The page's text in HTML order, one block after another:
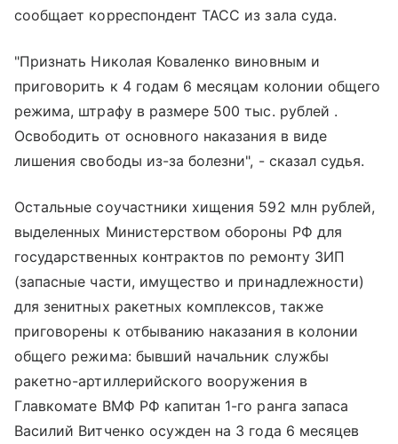
сообщает корреспондент ТАСС из зала суда.
"Признать Николая Коваленко виновным и
приговорить к 4 годам 6 месяцам колонии общего
режима, штрафу в размере 500 тыс. рублей .
Освободить от основного наказания в виде
лишения свободы из-за болезни", - сказал судья.
Остальные соучастники хищения 592 млн рублей,
выделенных Министерством обороны РФ для
государственных контрактов по ремонту ЗИП
(запасные части, имущество и принадлежности)
для зенитных ракетных комплексов, также
приговорены к отбыванию наказания в колонии
общего режима: бывший начальник службы
ракетно-артиллерийского вооружения в
Главкомате ВМФ РФ капитан 1-го ранга запаса
Василий Витченко осужден на 3 года 6 месяцев